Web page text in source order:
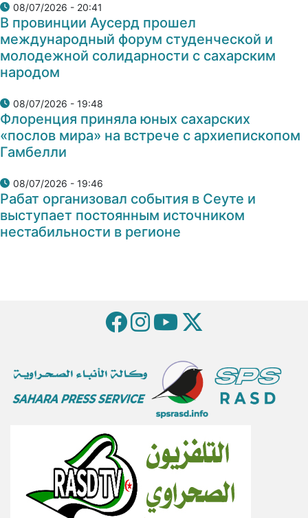
08/07/2026 - 20:41
В провинции Аусерд прошел
международный форум студенческой и
молодежной солидарности с сахарским
народом
08/07/2026 - 19:48
Флоренция приняла юных сахарских
«послов мира» на встрече с архиепископом
Гамбелли
08/07/2026 - 19:46
Рабат организовал события в Сеуте и
выступает постоянным источником
нестабильности в регионе